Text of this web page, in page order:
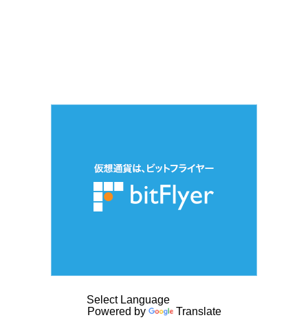
Powered by Translate